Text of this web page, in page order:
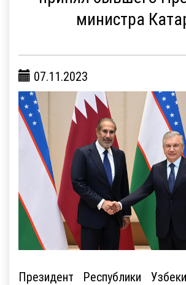
министра
07.11.2023
Президент Республики